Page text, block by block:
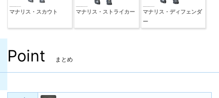
マナリス・スカウト マナリス・ストライカー
マナリス・ディフェンダ
ー
Point まとめ